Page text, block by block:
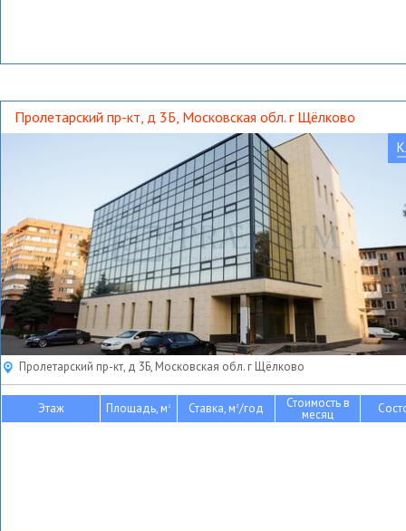
Пролетарский пр-кт, д 3Б, Московская обл. г Щёлково
Пролетарский пр-кт, д 3Б, Московская обл. г Щёлково
Этаж Площадь, м2 Ставка, м2/год Стоимость в
месяц